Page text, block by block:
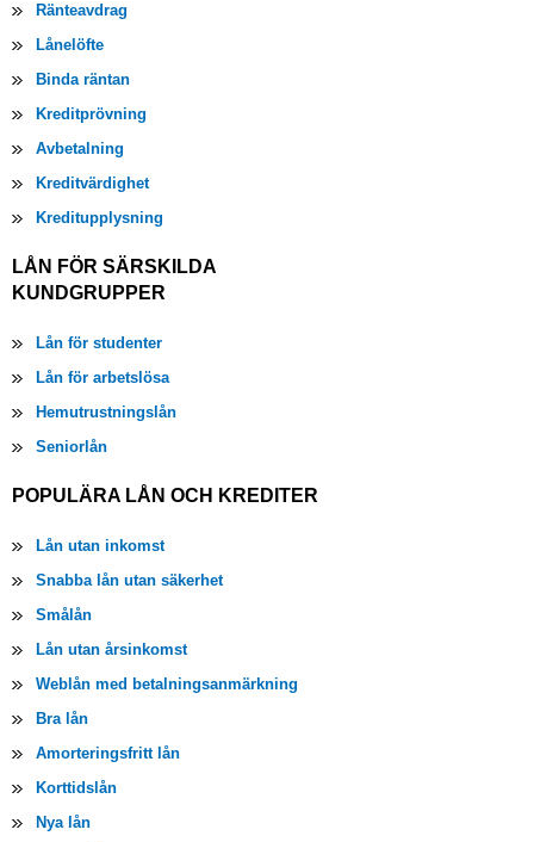
Ränteavdrag
Lånelöfte
Binda räntan
Kreditprövning
Avbetalning
Kreditvärdighet
Kreditupplysning
LÅN FÖR SÄRSKILDA
KUNDGRUPPER
Lån för studenter
Lån för arbetslösa
Hemutrustningslån
Seniorlån
POPULÄRA LÅN OCH KREDITER
Lån utan inkomst
Snabba lån utan säkerhet
Smålån
Lån utan årsinkomst
Weblån med betalningsanmärkning
Bra lån
Amorteringsfritt lån
Korttidslån
Nya lån